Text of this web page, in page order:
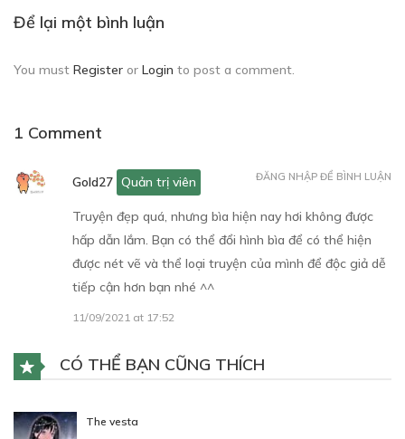
31/08/2021
CHAPTER 5
31/08/2021
Để lại một bình luận
You must Register or Login to post a comment.
1 Comment
Gold27 Quản trị viên
Truyện đẹp quá, nhưng bìa hiện nay hơi không được
hấp dẫn lắm. Bạn có thể đổi hình bìa để có thể hiện
được nét vẽ và thể loại truyện của mình để độc giả dễ
tiếp cận hơn bạn nhé ^^
11/09/2021 at 17:52
ĐĂNG NHẬP ĐỂ BÌNH LUẬN
CÓ THỂ BẠN CŨNG THÍCH
The vesta